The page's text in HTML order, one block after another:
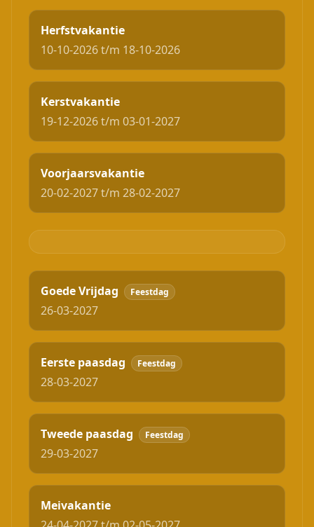
Herfstvakantie
10-10-2026 t/m 18-10-2026
Kerstvakantie
19-12-2026 t/m 03-01-2027
Voorjaarsvakantie
20-02-2027 t/m 28-02-2027
Goede Vrijdag Feestdag
26-03-2027
Eerste paasdag Feestdag
28-03-2027
Tweede paasdag Feestdag
29-03-2027
Meivakantie